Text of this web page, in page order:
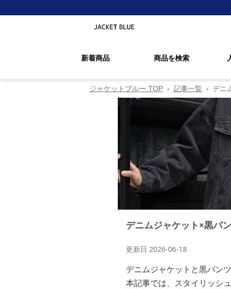
新着商品 商品を検索
ジャケットブルー TOP › 記事一覧 › デニ
デニムジャケット×黒パ
更新日 2026-06-18
デニムジャケットと黒パン
本記事では、スタイリッシ